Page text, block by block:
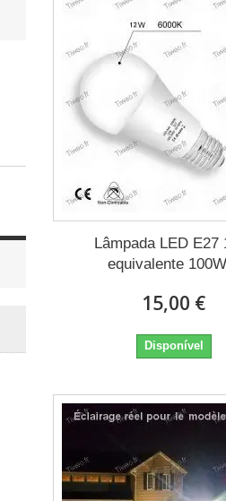
Lâmpada LED E27
equivalente
15,00 €
Disponível